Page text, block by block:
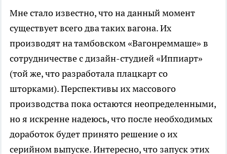
Мне стало известно, что на данный момент
существует всего два таких вагона. Их
производят на тамбовском «Вагонреммаше» в
сотрудничестве с дизайн-студией «Иппиарт»
(той же, что разработала плацкарт со
шторками). Перспективы их массового
производства пока остаются неопределенными,
но я искренне надеюсь, что после необходимых
доработок будет принято решение о их
серийном выпуске. Интересно, что запуск этих